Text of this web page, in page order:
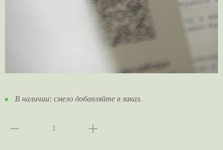
В наличии: смело добавляйте в заказ.